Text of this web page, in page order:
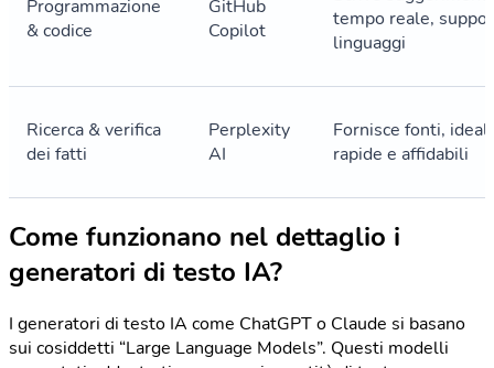
Programmazione
& codice
GitHub
Copilot
tempo reale,
linguaggi
Ricerca & verifica
dei fatti
Perplexity
AI
Fornisce fonti,
rapide e affidabili
Come funzionano nel dettaglio i
generatori di testo IA?
I generatori di testo IA come ChatGPT o Claude si basano
sui cosiddetti “Large Language Models”. Questi modelli